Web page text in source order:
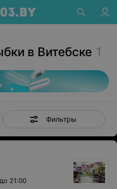
в Витебске 1
Фильтры
до 21:00